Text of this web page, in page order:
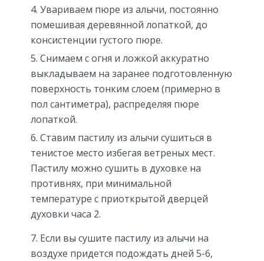
Увариваем пюре из алычи, постоянно
помешивая деревянной лопаткой, до
консистенции густого пюре.
Снимаем с огня и ложкой аккуратно
выкладываем на заранее подготовленную
поверхность тонким слоем (примерно в
пол сантиметра), распределяя пюре
лопаткой.
Ставим пастилу из алычи сушиться в
тенистое место избегая ветреных мест.
Пастилу можно сушить в духовке на
противнях, при минимальной
температуре с приоткрытой дверцей
духовки часа 2.
Если вы сушите пастилу из алычи на
воздухе придется подождать дней 5-6,